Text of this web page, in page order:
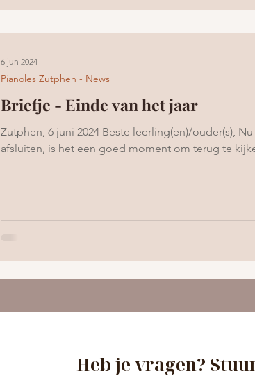
Briefje - Einde van het jaar
Zutphen, 6 juni 2024 Beste leerling(en)/ouder(s),
afsluiten, is het een goed moment om terug te
Pianoles Zutphen - News
6 jun 2024
Heb je vragen?